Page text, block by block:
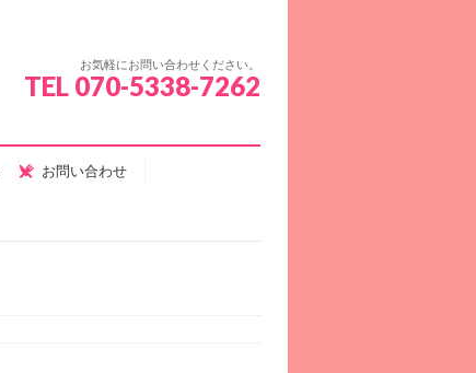
お気軽にお問い合わせください。
TEL 070-5338-7262
お問い合わせ